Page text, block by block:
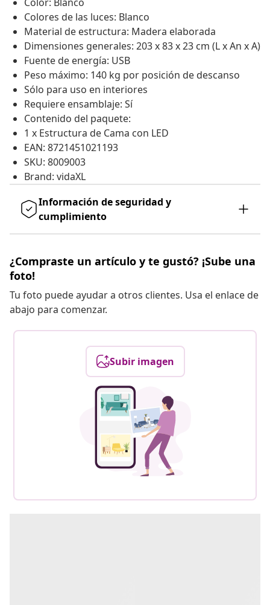
Colores de las luces: Blanco
Material de estructura: Madera elaborada
Dimensiones generales: 203 x 83 x 23 cm (L x An x A)
Fuente de energía: USB
Peso máximo: 140 kg por posición de descanso
Sólo para uso en interiores
Requiere ensamblaje: Sí
Contenido del paquete:
1 x Estructura de Cama con LED
EAN: 8721451021193
SKU: 8009003
Brand: vidaXL
Información de seguridad y
cumplimiento
¿Compraste un artículo y te gustó? ¡Sube una
foto!
Tu foto puede ayudar a otros clientes. Usa el enlace de
abajo para comenzar.
Subir imagen